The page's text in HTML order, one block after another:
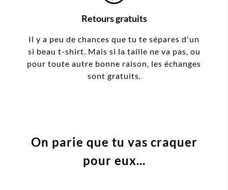
Retours gratuits
Il y a peu de chances que tu te sépares d'un
si beau t-shirt. Mais si la taille ne va pas, ou
pour toute autre bonne raison, les échanges
sont gratuits.
On parie que tu vas craquer
pour eux...